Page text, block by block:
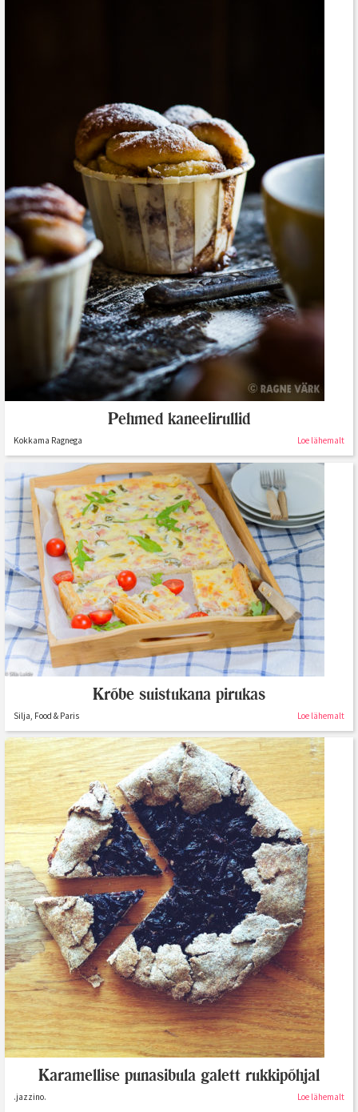
Pehmed kaneelirullid
Kokkama Ragnega Loe lähemalt
Krõbe suistukana pirukas
Silja, Food & Paris Loe lähemalt
Karamellise punasibula galett rukkipõhjal
.jazzino. Loe lähemalt